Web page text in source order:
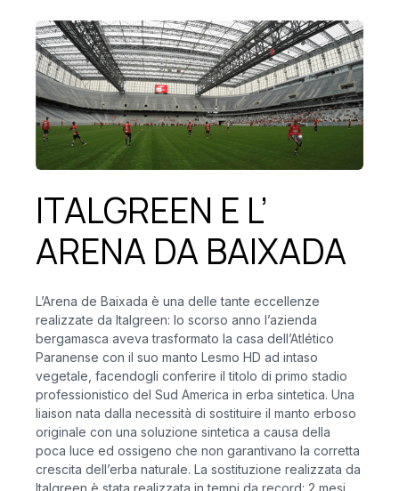
ITALGREEN E L’
ARENA DA BAIXADA
L’Arena de Baixada è una delle tante eccellenze
realizzate da Italgreen: lo scorso anno l’azienda
bergamasca aveva trasformato la casa dell’Atlético
Paranense con il suo manto Lesmo HD ad intaso
vegetale, facendogli conferire il titolo di primo stadio
professionistico del Sud America in erba sintetica. Una
liaison nata dalla necessità di sostituire il manto erboso
originale con una soluzione sintetica a causa della
poca luce ed ossigeno che non garantivano la corretta
crescita dell’erba naturale. La sostituzione realizzata da
Italgreen è stata realizzata in tempi da record: 2 mesi